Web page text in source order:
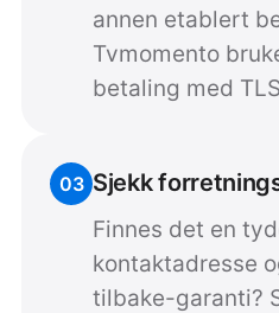
annen etablert
Tvmomento
betaling med
03 Sjekk
Finnes det en
kontaktadresse
tilbake-garanti?